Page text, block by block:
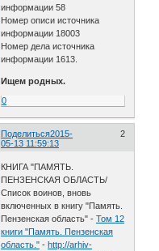
информации 58
Номер описи источника
информации 18003
Номер дела источника
информации 1613.
Ищем родных.
0
Поделиться 2
2015-
05-13 11:59:13
КНИГА "ПАМЯТЬ.
ПЕНЗЕНСКАЯ ОБЛАСТЬ/
Список воинов, вновь
включенных в книгу "Память.
Пензенская область" -Том 12
книги "Память. Пензенская
область." - http://arhiv-